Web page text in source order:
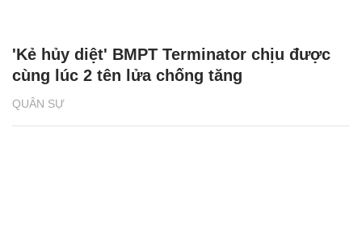
QUÂN SỰ
'Kẻ hủy diệt' BMPT Terminator chịu được
cùng lúc 2 tên lửa chống tăng